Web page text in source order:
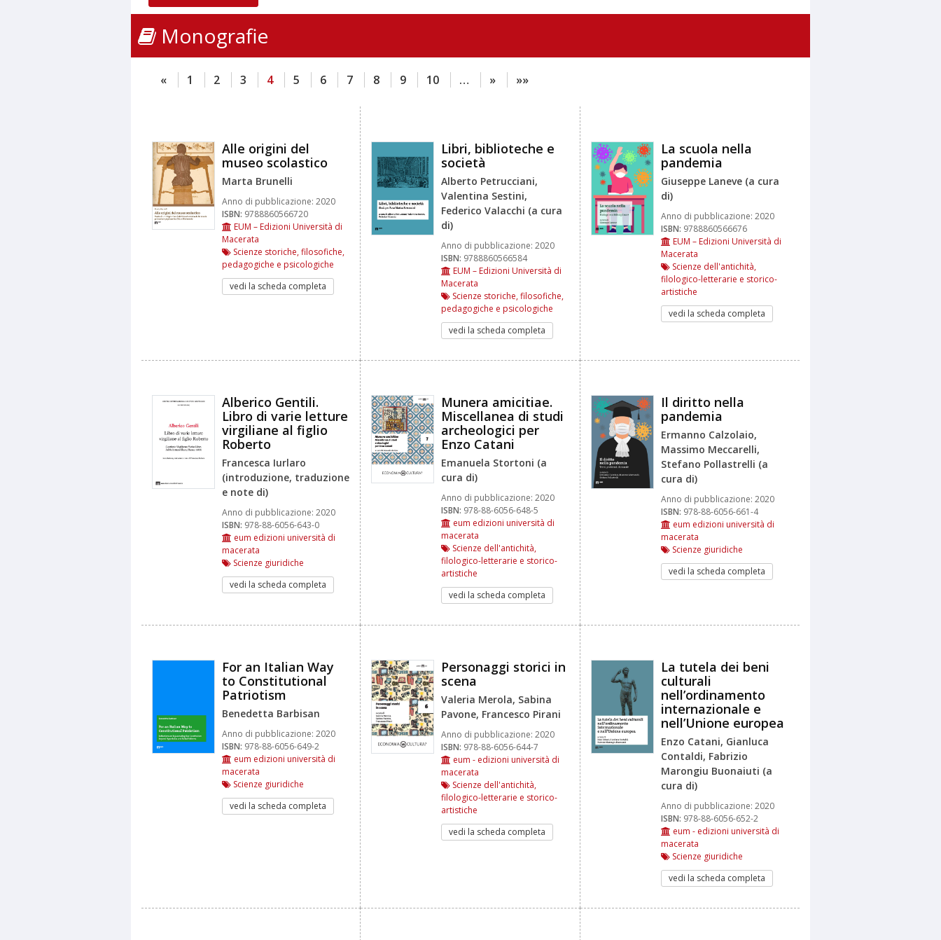
Monografie
« 1 2 3 4 5 6 7 8 9 10 … » »»
Alle origini del
museo scolastico
Marta Brunelli
Anno di pubblicazione: 2020
ISBN: 9788860566720
EUM – Edizioni Università di
Macerata
Scienze storiche, filosofiche,
pedagogiche e psicologiche
vedi la scheda completa
Libri, biblioteche e
società
Alberto Petrucciani,
Valentina Sestini,
Federico Valacchi (a cura
di)
Anno di pubblicazione: 2020
ISBN: 9788860566584
EUM – Edizioni Università di
Macerata
Scienze storiche, filosofiche,
pedagogiche e psicologiche
vedi la scheda completa
La scuola nella
pandemia
Giuseppe Laneve (a cura
di)
Anno di pubblicazione: 2020
ISBN: 9788860566676
EUM – Edizioni Università di
Macerata
Scienze dell'antichità,
filologico-letterarie e storico-
artistiche
vedi la scheda completa
Alberico Gentili.
Libro di varie letture
virgiliane al figlio
Roberto
Francesca Iurlaro
(introduzione, traduzione
e note di)
Anno di pubblicazione: 2020
ISBN: 978-88-6056-643-0
eum edizioni università di
macerata
Scienze giuridiche
vedi la scheda completa
Munera amicitiae.
Miscellanea di studi
archeologici per
Enzo Catani
Emanuela Stortoni (a
cura di)
Anno di pubblicazione: 2020
ISBN: 978-88-6056-648-5
eum edizioni università di
macerata
Scienze dell'antichità,
filologico-letterarie e storico-
artistiche
vedi la scheda completa
Il diritto nella
pandemia
Ermanno Calzolaio,
Massimo Meccarelli,
Stefano Pollastrelli (a
cura di)
Anno di pubblicazione: 2020
ISBN: 978-88-6056-661-4
eum edizioni università di
macerata
Scienze giuridiche
vedi la scheda completa
For an Italian Way
to Constitutional
Patriotism
Benedetta Barbisan
Anno di pubblicazione: 2020
ISBN: 978-88-6056-649-2
eum edizioni università di
macerata
Scienze giuridiche
vedi la scheda completa
Personaggi storici in
scena
Valeria Merola, Sabina
Pavone, Francesco Pirani
Anno di pubblicazione: 2020
ISBN: 978-88-6056-644-7
eum - edizioni università di
macerata
Scienze dell'antichità,
filologico-letterarie e storico-
artistiche
vedi la scheda completa
La tutela dei beni
culturali
nell’ordinamento
internazionale e
nell’Unione europea
Enzo Catani, Gianluca
Contaldi, Fabrizio
Marongiu Buonaiuti (a
cura di)
Anno di pubblicazione: 2020
ISBN: 978-88-6056-652-2
eum - edizioni università di
macerata
Scienze giuridiche
vedi la scheda completa